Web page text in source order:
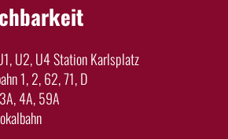
U2, U4 Station Karlsplatz
1, 2, 62, 71, D
4A, 59A